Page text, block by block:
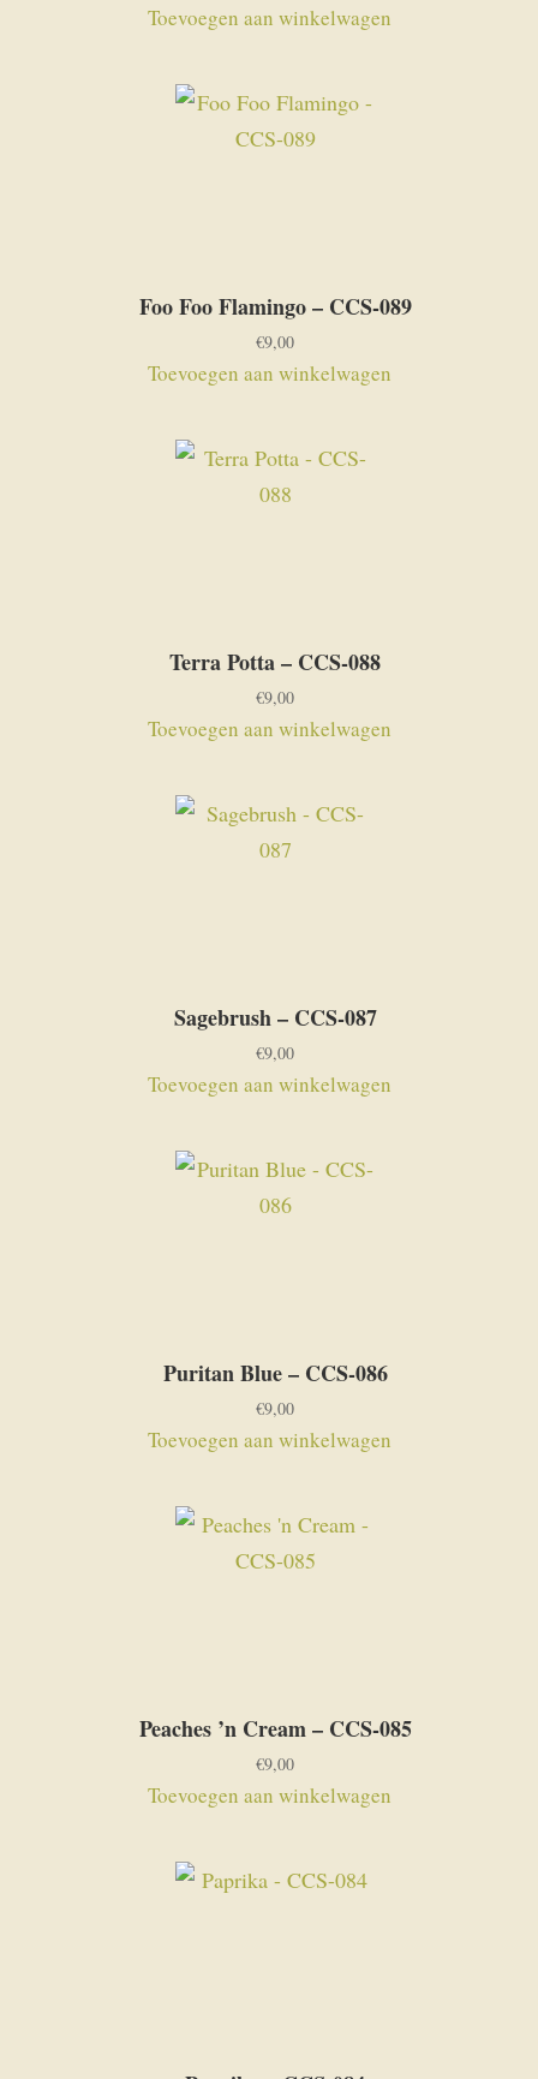
Toevoegen aan winkelwagen
Foo Foo Flamingo – CCS-089
€9,00
Toevoegen aan winkelwagen
Terra Potta – CCS-088
€9,00
Toevoegen aan winkelwagen
Sagebrush – CCS-087
€9,00
Toevoegen aan winkelwagen
Puritan Blue – CCS-086
€9,00
Toevoegen aan winkelwagen
Peaches ’n Cream – CCS-085
€9,00
Toevoegen aan winkelwagen